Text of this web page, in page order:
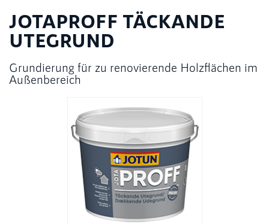
JOTAPROFF TÄCKANDE
UTEGRUND
Grundierung für zu renovierende Holzflächen im
Außenbereich